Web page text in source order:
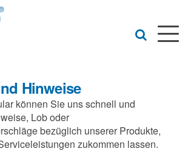
Hinweise
können Sie uns schnell und
Lob oder
bezüglich unserer Produkte,
zukommen lassen.